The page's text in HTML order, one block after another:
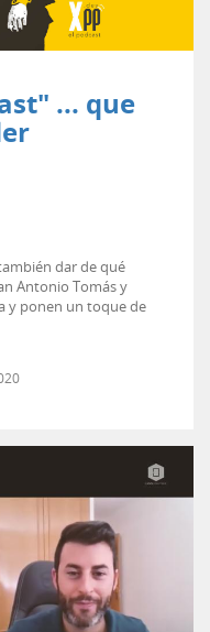
... que
dar de qué
Antonio Tomás y
y ponen un toque de